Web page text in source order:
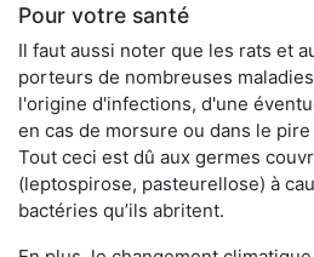
Pour votre santé
Il faut aussi noter que les rats et
porteurs de nombreuses
l'origine d'infections, d'une
en cas de morsure ou dans le
Tout ceci est dû aux germes
(leptospirose, pasteurellose) à
bactéries qu’ils abritent.